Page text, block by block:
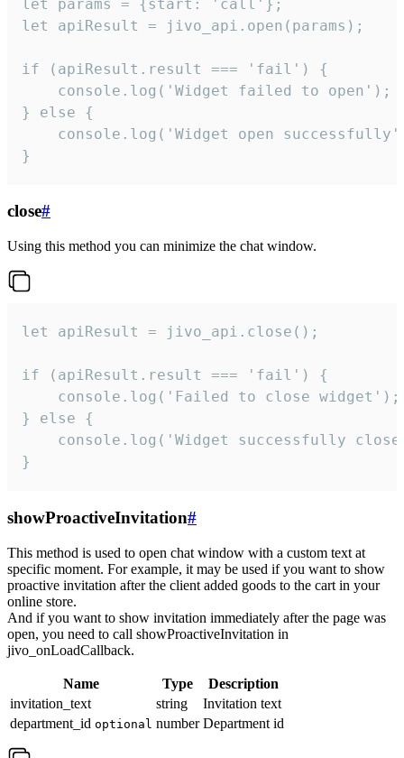
let params = {start: 'call'};
let apiResult = jivo_api.open(params);
if (apiResult.result === 'fail') {
    console.log('Widget failed to open');
} else {
console.log('Widget open
}
close#
Using this method you can minimize the chat window.
let apiResult = jivo_api.close();
if (apiResult.result === 'fail') {
    console.log('Failed to close widget');
} else {
console.log('Widget successfully
}
showProactiveInvitation#
This method is used to open chat window with a custom text at
specific moment. For example, it may be used if you want to show
proactive invitation after the client added goods to the cart in your
online store.
And if you want to show invitation immediately after the page was
open, you need to call showProactiveInvitation in
jivo_onLoadCallback.
Name Type
Description
invitation_text
string
Invitation text
department_id optional number Department id